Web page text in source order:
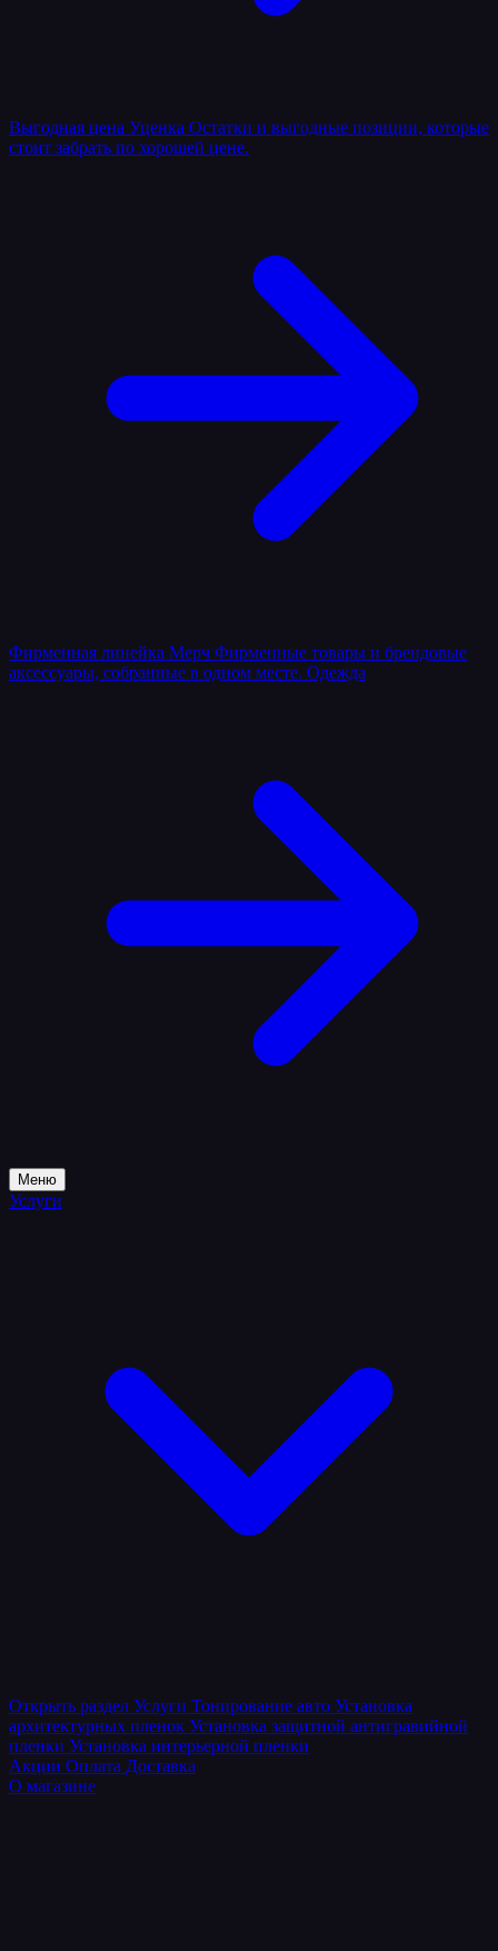
Выгодная цена Уценка Остатки и выгодные позиции, которые
стоит забрать по хорошей цене.
Фирменная линейка Мерч Фирменные товары и брендовые
аксессуары, собранные в одном месте. Одежда
Меню
Услуги
Открыть раздел Услуги Тонирование авто Установка
архитектурных пленок Установка защитной антигравийной
пленки Установка интерьерной пленки
Акции Оплата Доставка
О магазине